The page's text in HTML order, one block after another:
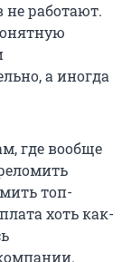
работают.
а иногда
где вообще
топ-
хоть как-